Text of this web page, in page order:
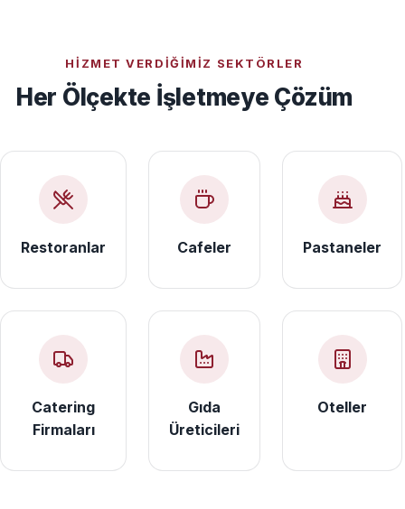
HIZMET VERDIĞIMIZ SEKTÖRLER
Her Ölçekte İşletmeye Çözüm
Restoranlar Cafeler Pastaneler
Catering
Firmaları
Gıda
Üreticileri
Oteller